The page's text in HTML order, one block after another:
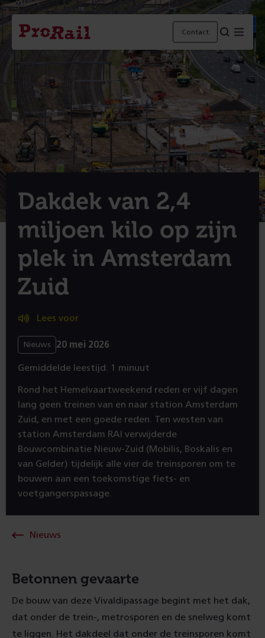
Navigatie
Homepage
ProRail
Contact Menu
Dakdek van 2,4
miljoen kilo op zijn
plek in Amsterdam
Zuid
Lees voor
Nieuws 20 mei 2026
Gemiddelde leestijd: 1 minuut
Rond het Hemelvaartweekend reden er vijf dagen
lang geen treinen van en naar station Amsterdam
Zuid, en met een goede reden. Ten westen van
station Amsterdam RAI verwijderde
Bouwcombinatie Nieuw-Zuid (Mobilis, Boskalis en
van Gelder) tijdelijk alle vier de treinsporen om te
bouwen aan een toekomstige fiets- en
voetgangerspassage.
Nieuws
Betonnen gevaarte
De bouw van deze Vivaldipassage begint met het dak,
dat onder de trein-, metrosporen en de snelweg komt
te liggen. Het dakdeel dat onder de treinsporen komt